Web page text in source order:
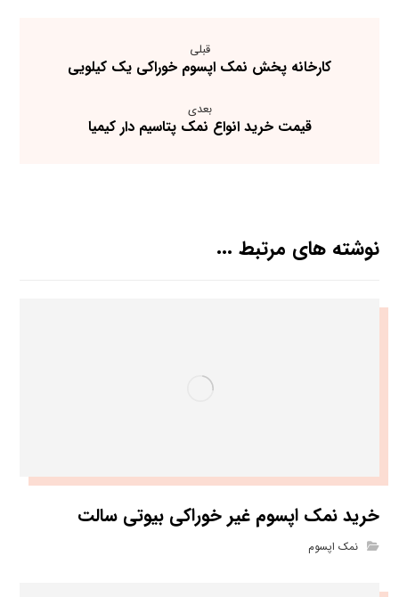
قبلی
کارخانه پخش نمک اپسوم خوراکی یک کیلویی
بعدی
قیمت خرید انواع نمک پتاسیم دار کیمیا
نوشته های مرتبط ...
خرید نمک اپسوم غیر خوراکی بیوتی سالت
نمک اپسوم